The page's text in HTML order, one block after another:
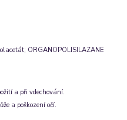
ORGANOPOLISILAZANE
a při vdechování.
a poškození očí.